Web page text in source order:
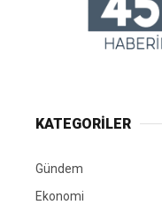
KATEGORİLER
Gündem
Ekonomi